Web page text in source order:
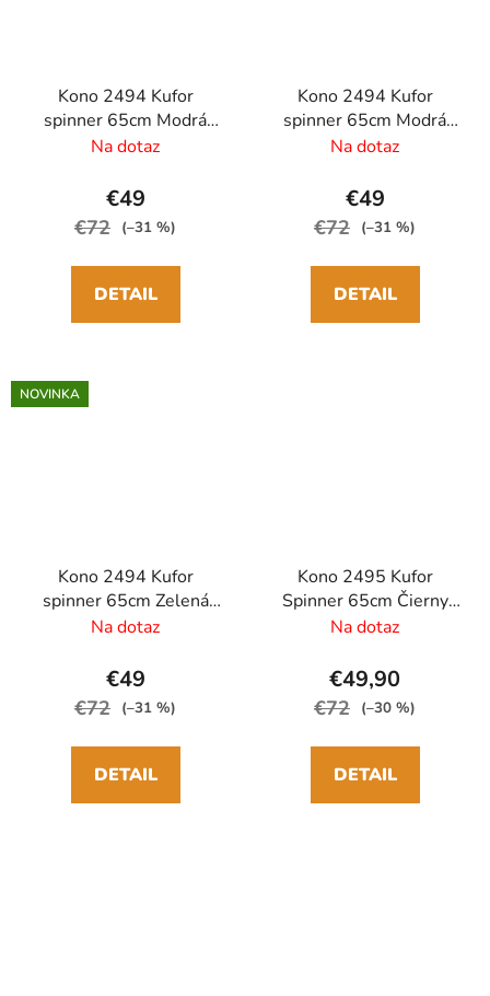
Kono 2494 Kufor
spinner 65cm Modrá
ABS/Polykarbonát
Na dotaz
€49
€72 (–31 %)
DETAIL
Kono 2494 Kufor
spinner 65cm Modrá
Denim
Na dotaz
€49
€72 (–31 %)
DETAIL
NOVINKA
Kono 2494 Kufor
spinner 65cm Zelená
ABS/Polykarbonát
Na dotaz
€49
€72 (–31 %)
DETAIL
Kono 2495 Kufor
Spinner 65cm Čierny
ABS/Polykarbonát
Na dotaz
€49,90
€72 (–30 %)
DETAIL